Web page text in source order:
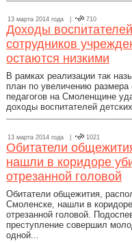
13 марта 2014 года | 710
Доходы
сотрудников
остаются низкими
В рамках реализации так
план по увеличению размера
педагогов на Смоленщине
доходы воспитателей
13 марта 2014 года | 1021
Обитатели
нашли в коридоре
отрезанной головой
Обитатели общежития,
Смоленске, нашли в
отрезанной головой.
преступление совершил
одной...